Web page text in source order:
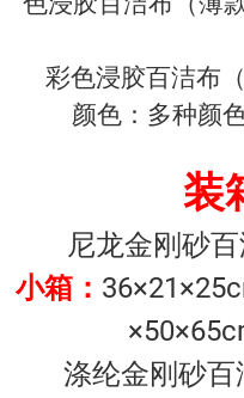
彩色浸胶百洁布
颜色：多种颜
装
尼龙金刚砂
小箱：
涤纶金刚砂百